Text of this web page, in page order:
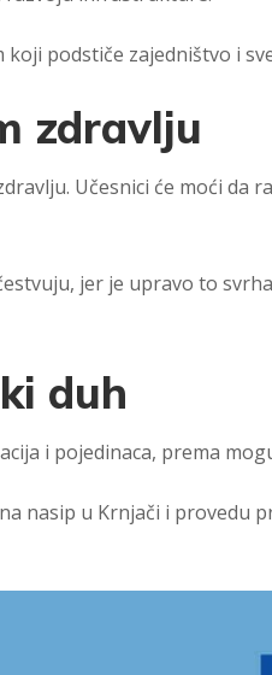
podstiče zajedništvo i
zdravlju
Učesnici će moći da
jer je upravo to
duh
i pojedinaca, prema
nasip u Krnjači i provedu